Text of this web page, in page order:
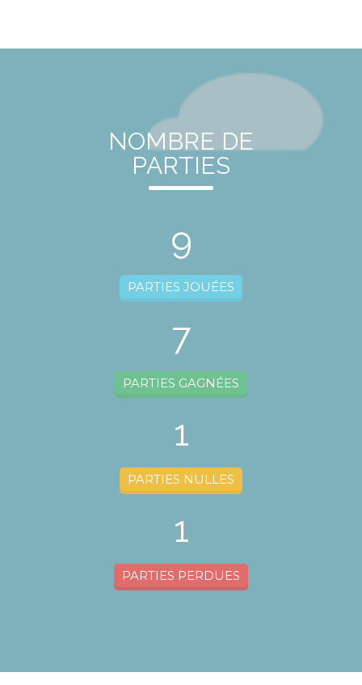
NOMBRE DE
PARTIES
9
PARTIES JOUÉES
7
PARTIES GAGNÉES
1
PARTIES NULLES
1
PARTIES PERDUES